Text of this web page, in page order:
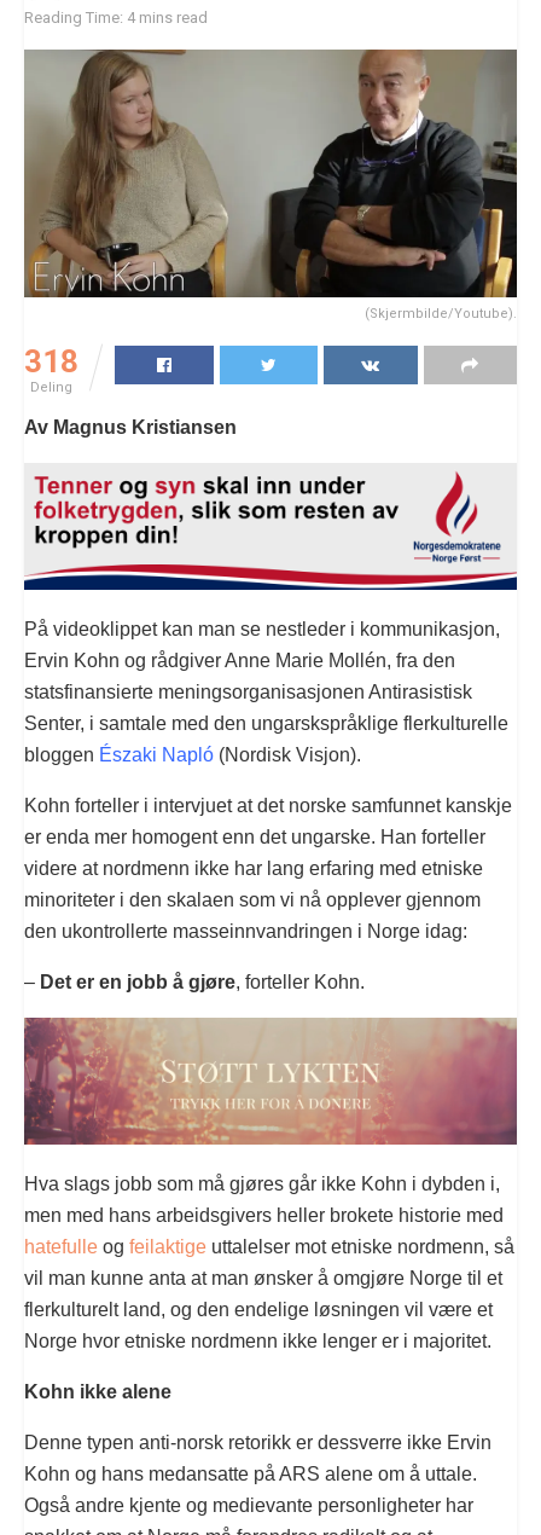
Reading Time: 4 mins read
(Skjermbilde/Youtube).
318
Deling
Av Magnus Kristiansen
På videoklippet kan man se nestleder i kommunikasjon,
Ervin Kohn og rådgiver Anne Marie Mollén, fra den
statsfinansierte meningsorganisasjonen Antirasistisk
Senter, i samtale med den ungarskspråklige flerkulturelle
bloggen Északi Napló (Nordisk Visjon).
Kohn forteller i intervjuet at det norske samfunnet kanskje
er enda mer homogent enn det ungarske. Han forteller
videre at nordmenn ikke har lang erfaring med etniske
minoriteter i den skalaen som vi nå opplever gjennom
den ukontrollerte masseinnvandringen i Norge idag:
– Det er en jobb å gjøre, forteller Kohn.
Hva slags jobb som må gjøres går ikke Kohn i dybden i,
men med hans arbeidsgivers heller brokete historie med
hatefulle og feilaktige uttalelser mot etniske nordmenn, så
vil man kunne anta at man ønsker å omgjøre Norge til et
flerkulturelt land, og den endelige løsningen vil være et
Norge hvor etniske nordmenn ikke lenger er i majoritet.
Kohn ikke alene
Denne typen anti-norsk retorikk er dessverre ikke Ervin
Kohn og hans medansatte på ARS alene om å uttale.
Også andre kjente og medievante personligheter har